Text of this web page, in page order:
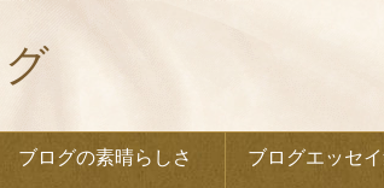
ブログの素晴らしさ ブログエッセ